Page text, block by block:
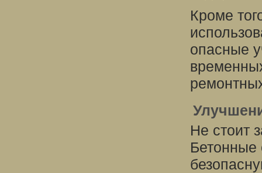
Кроме
опасные
Не стоит
Бетонные